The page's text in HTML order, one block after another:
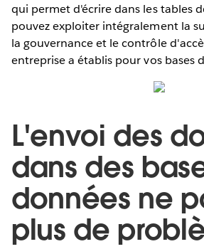
qui permet d'écrire dans les tables
pouvez exploiter intégralement la
la gouvernance et le contrôle
entreprise a établis pour vos bases
L'envoi des
dans des
données ne
plus de